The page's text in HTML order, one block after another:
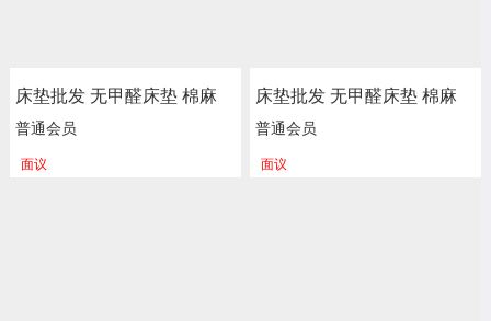
床垫批发 无甲醛床垫 棉麻
海绵 弹簧床垫 新楷琦家具
普通会员
面议
床垫批发 无甲醛床垫 棉麻
海绵 弹簧床垫 新楷琦家具
普通会员
面议